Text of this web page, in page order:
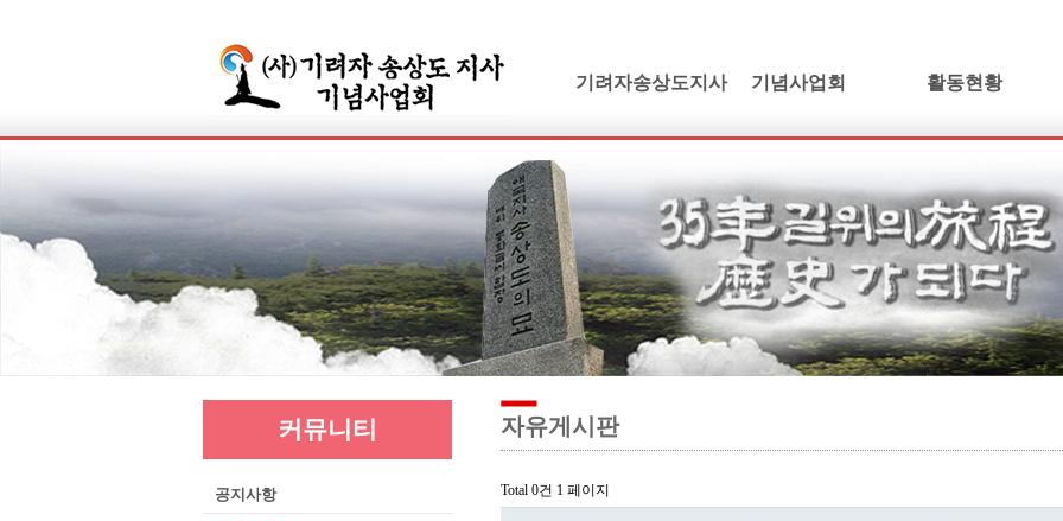
기려자송상도지사
연보 및 가계도
기려수필집필동기
생애와사상
유묵과유품
연혁지
추모의글
기념사업회
인사말
정관 및 조직도
임원현황
사업계획
정기총회자료
오시는길
활동현황
학술발표회논단
동영상갤러리
소설/기려수필
만화/기려수필
드라마/기려수필
오페라/기려수필
커뮤니티
공지사항
자유게시판
Total 0건 1 페이지